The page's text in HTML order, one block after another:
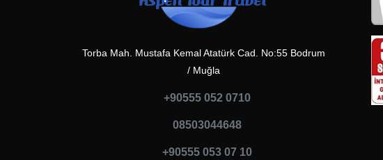
Torba Mah. Mustafa Kemal Atatürk Cad. No:55 Bodrum
/ Muğla
+90555 052 0710
08503044648
+90555 053 07 10